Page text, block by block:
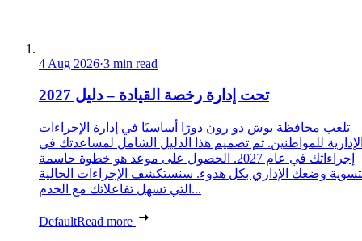
4 Aug 2026·3 min read
تحت إدارة رخصة القيادة – دليل 2027
تلعب محافظة بوش دو رون دورًا أساسيًا في إدارة الإجراءات
للمواطنين. تم تصميم هذا الدليل الشامل لمساعدتك في
إجراءاتك في عام 2027. الحصول على موعد هو خطوة حاسمة
وضعك الإداري بكل هدوء. سنستكشف الإجراءات الحالية
التي تسهل تفاعلاتك مع الخدم...
DefaultRead more